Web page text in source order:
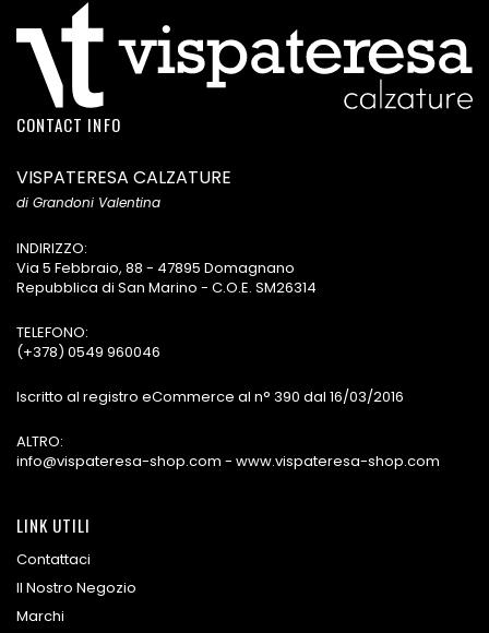
CONTACT INFO
VISPATERESA CALZATURE
di Grandoni Valentina
INDIRIZZO:
Via 5 Febbraio, 88 - 47895 Domagnano
Repubblica di San Marino - C.O.E. SM26314
TELEFONO:
(+378) 0549 960046
Iscritto al registro eCommerce al n° 390 dal 16/03/2016
ALTRO:
info@vispateresa-shop.com - www.vispateresa-shop.com
LINK UTILI
Contattaci
Il Nostro Negozio
Marchi